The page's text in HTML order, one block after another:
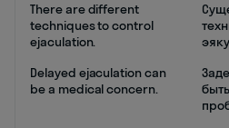
There are different
techniques to control
ejaculation.
Delayed ejaculation can
be a medical concern.